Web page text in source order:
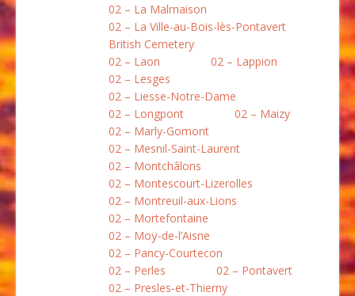
02 – La Malmaison
02 – La Ville-au-Bois-lès-Pontavert
British Cemetery
02 – Laon
02 – Lappion
02 – Lesges
02 – Liesse-Notre-Dame
02 – Longpont
02 – Maizy
02 – Marly-Gomont
02 – Mesnil-Saint-Laurent
02 – Montchâlons
02 – Montescourt-Lizerolles
02 – Montreuil-aux-Lions
02 – Mortefontaine
02 – Moÿ-de-l’Aisne
02 – Pancy-Courtecon
02 – Perles
02 – Pontavert
02 – Presles-et-Thierny